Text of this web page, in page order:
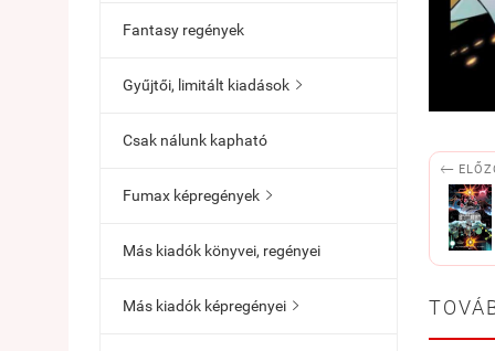
Fantasy regények
Gyűjtői, limitált kiadások 
Csak nálunk kapható
Fumax képregények 
Más kiadók könyvei, regényei
Más kiadók képregényei 
